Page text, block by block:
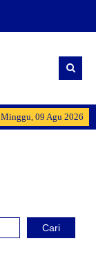
Minggu, 09 Agu 2026
Aliyah Nuurul
Cari